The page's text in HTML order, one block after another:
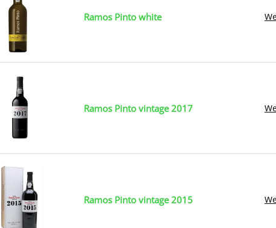
Ramos Pinto white
Ramos Pinto vintage 2017
Ramos Pinto vintage 2015